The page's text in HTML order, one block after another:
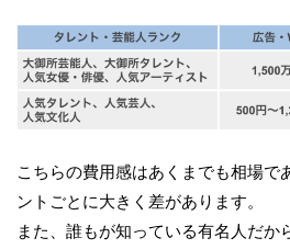
こちらの費用感はあくまでも相場で
ントごとに大きく差があります。
また、誰もが知っている有名人だか